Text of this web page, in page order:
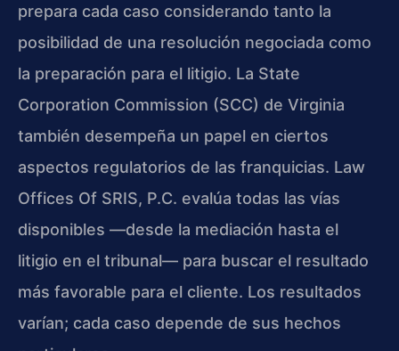
prepara cada caso considerando tanto la
posibilidad de una resolución negociada como
la preparación para el litigio. La State
Corporation Commission (SCC) de Virginia
también desempeña un papel en ciertos
aspectos regulatorios de las franquicias. Law
Offices Of SRIS, P.C. evalúa todas las vías
disponibles —desde la mediación hasta el
litigio en el tribunal— para buscar el resultado
más favorable para el cliente. Los resultados
varían; cada caso depende de sus hechos